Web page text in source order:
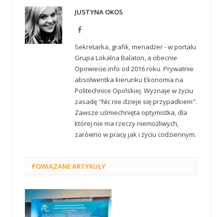
JUSTYNA OKOS
Facebook
Sekretarka, grafik, menadżer - w portalu
Grupa Lokalna Balaton, a obecnie
Opowiecie.info od 2016 roku. Prywatnie
absolwentka kierunku Ekonomia na
Politechnice Opolskiej. Wyznaje w życiu
zasadę "Nic nie dzieje się przypadkiem".
Zawsze uśmiechnięta optymistka, dla
której nie ma rzeczy niemożliwych,
zarówno w pracy jak i życiu codziennym.
POWIĄZANEARTYKUŁY